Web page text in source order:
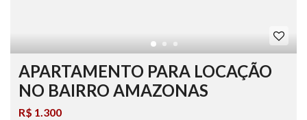
APARTAMENTO PARA LOCAÇÃO
NO BAIRRO AMAZONAS
R$ 1.300